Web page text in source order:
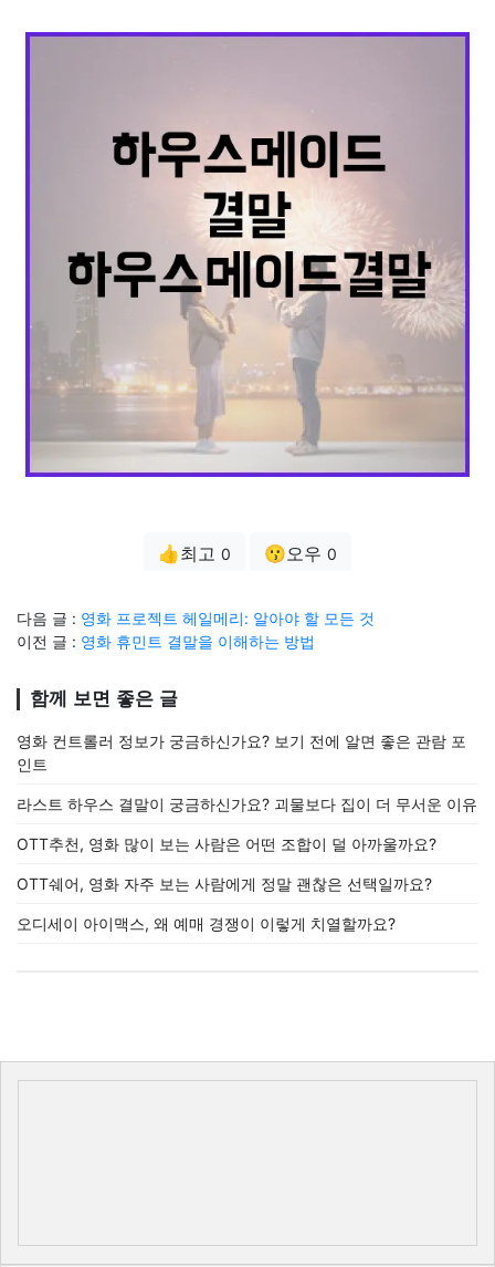
👍최고 0 😗오우 0
다음 글 : 영화 프로젝트 헤일메리: 알아야 할 모든 것
이전 글 : 영화 휴민트 결말을 이해하는 방법
함께 보면 좋은 글
영화 컨트롤러 정보가 궁금하신가요? 보기 전에 알면 좋은 관람 포
인트
라스트 하우스 결말이 궁금하신가요? 괴물보다 집이 더 무서운 이유
OTT추천, 영화 많이 보는 사람은 어떤 조합이 덜 아까울까요?
OTT쉐어, 영화 자주 보는 사람에게 정말 괜찮은 선택일까요?
오디세이 아이맥스, 왜 예매 경쟁이 이렇게 치열할까요?